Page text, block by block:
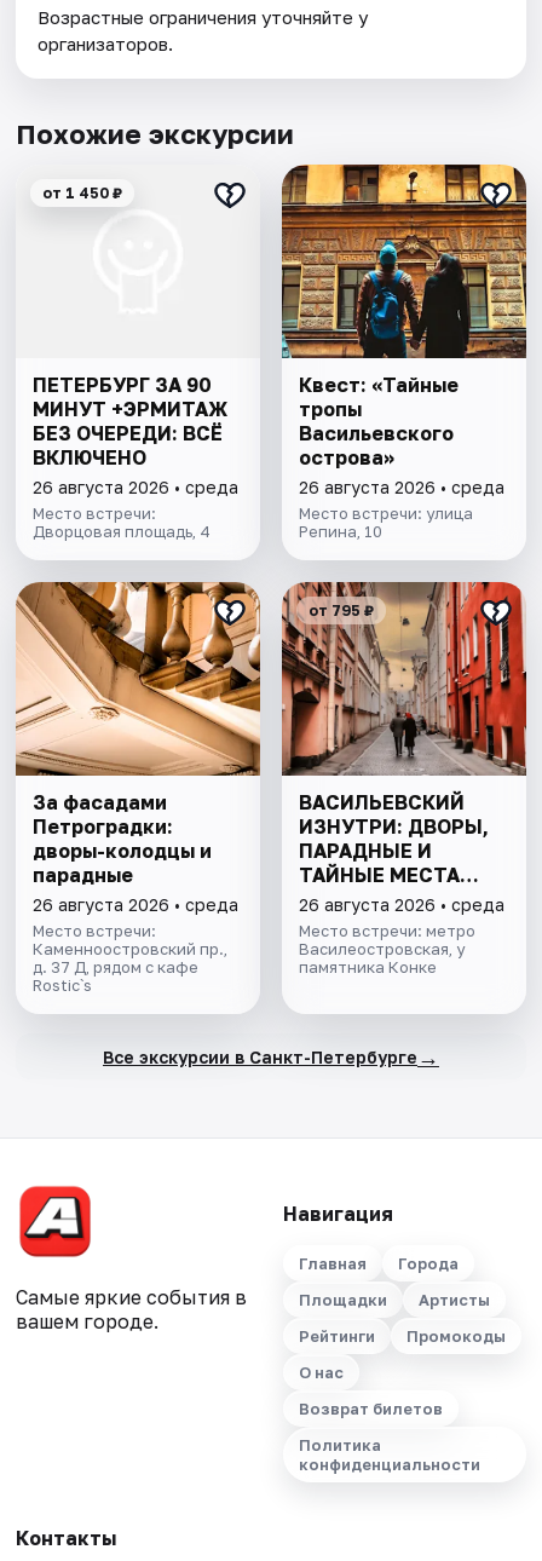
Возрастные ограничения уточняйте у
организаторов.
Похожие экскурсии
от 1 450 ₽
ПЕТЕРБУРГ ЗА 90
МИНУТ +ЭРМИТАЖ
БЕЗ ОЧЕРЕДИ: ВСЁ
ВКЛЮЧЕНО
26 августа 2026 • среда
Место встречи:
Дворцовая площадь, 4
Квест: «Тайные
тропы
Васильевского
острова»
26 августа 2026 • среда
Место встречи: улица
Репина, 10
За фасадами
Петроградки:
дворы-колодцы и
парадные
26 августа 2026 • среда
Место встречи:
Каменноостровский пр.,
д. 37 Д, рядом с кафе
Rostic`s
от 795 ₽
ВАСИЛЬЕВСКИЙ
ИЗНУТРИ: ДВОРЫ,
ПАРАДНЫЕ И
ТАЙНЫЕ МЕСТА
ОСТРОВА
26 августа 2026 • среда
Место встречи: метро
Василеостровская, у
памятника Конке
Все экскурсии в Санкт-Петербурге →
Самые яркие события в
вашем городе.
Навигация
Главная
Города
Площадки
Артисты
Рейтинги
Промокоды
О нас
Возврат билетов
Политика
конфиденциальности
Контакты